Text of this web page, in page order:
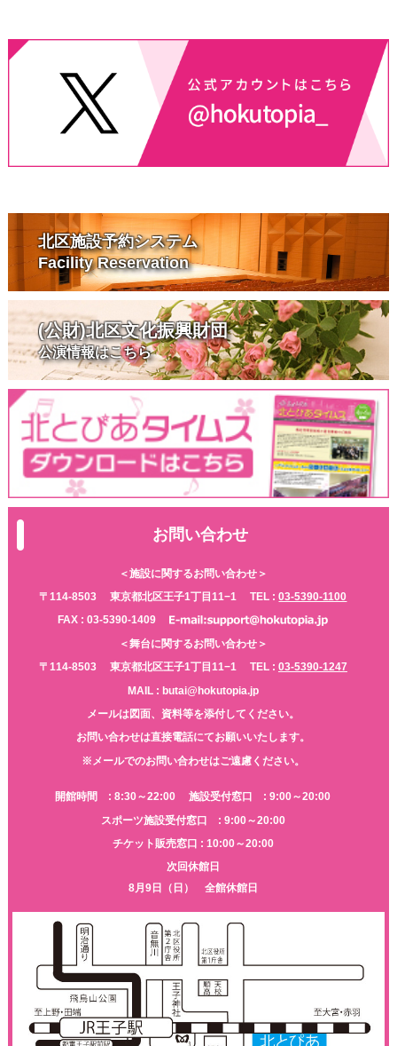
北区施設予約システム
Facility Reservation
(公財)北区文化振興財団
公演情報はこちら
お問い合わせ
＜施設に関するお問い合わせ＞
〒114-8503
東京都北区王子1丁目11−1 TEL :03-5390-1100
FAX : 03-5390-1409
＜舞台に関するお問い合わせ＞
〒114-8503
東京都北区王子1丁目11−1 TEL : 03-5390-1247
MAIL : butai@hokutopia.jp
メールは図面、資料等を添付してください。
お問い合わせは直接電話にてお願いいたします。
※メールでのお問い合わせはご遠慮ください。
開館時間 : 8:30～22:00
施設受付窓口 : 9:00～20:00
スポーツ施設受付窓口 : 9:00～20:00
チケット販売窓口 : 10:00～20:00
次回休館日
8月9日（日） 全館休館日